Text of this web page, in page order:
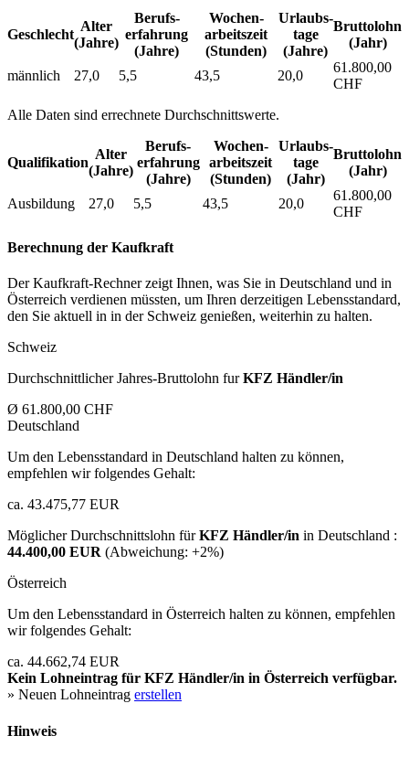
Geschlecht
Alter
(Jahre)
Berufs­
erfahrung
(Jahre)
Wochen­
arbeitszeit
(Stunden)
Urlaubs­
tage
(Jahre)
Bruttolohn
(Jahr)
männlich 27,0 5,5 43,5 20,0
61.800,00
CHF
Alle Daten sind errechnete Durchschnittswerte.
Qualifikation
Alter
(Jahre)
Berufs­
erfahrung
(Jahre)
Wochen­
arbeitszeit
(Stunden)
Urlaubs­
tage
(Jahr)
Bruttolohn
(Jahr)
Ausbildung 27,0 5,5 43,5 20,0
61.800,00
CHF
Berechnung der Kaufkraft
Der Kaufkraft-Rechner zeigt Ihnen, was Sie in Deutschland und in
Österreich verdienen müssten, um Ihren derzeitigen Lebensstandard,
den Sie aktuell in in der Schweiz genießen, weiterhin zu halten.
Schweiz
Durchschnittlicher Jahres-Bruttolohn furKFZ Händler/in
Ø 61.800,00 CHF
Deutschland
Um den Lebensstandard in Deutschland halten zu können,
empfehlen wir folgendes Gehalt:
ca. 43.475,77 EUR
Möglicher Durchschnittslohn fürKFZ Händler/in in Deutschland :
44.400,00 EUR (Abweichung: +2%)
Österreich
Um den Lebensstandard in Österreich halten zu können, empfehlen
wir folgendes Gehalt:
ca. 44.662,74 EUR
Kein Lohneintrag für KFZ Händler/in in Österreich verfügbar.
» Neuen Lohneintrag erstellen
Hinweis